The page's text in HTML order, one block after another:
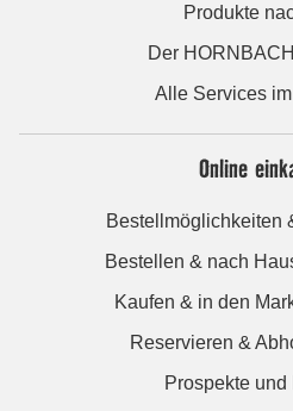
Produkte
Der
Alle Services
Online
Bestellmöglichkeiten
Bestellen & nach
Kaufen & in den
Reservieren &
Prospekte